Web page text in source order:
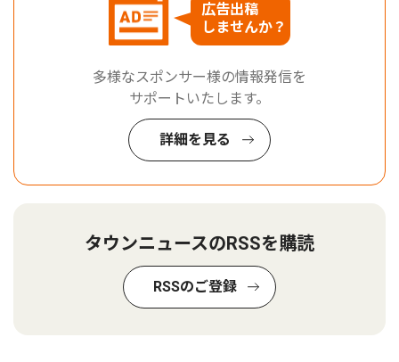
広告出稿
しませんか？
多様なスポンサー様の情報発信を
サポートいたします。
詳細を見る
タウンニュースのRSSを購読
RSSのご登録